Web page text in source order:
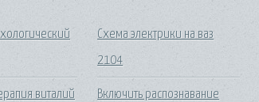
виталий
Схема электрики на ваз
2104
Включить распознавание